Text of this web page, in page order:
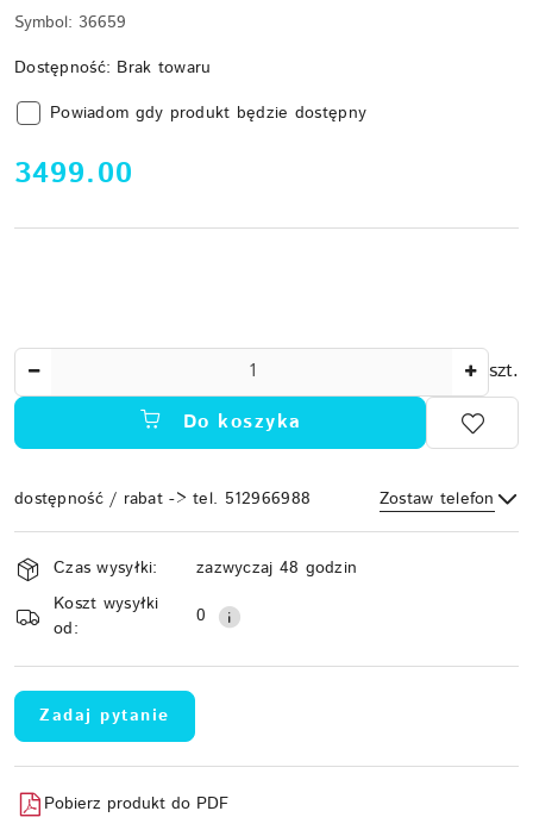
Symbol: 36659
Dostępność: Brak towaru
Powiadom gdy produkt będzie dostępny
cena:
3499.00
szt.
Do koszyka
dostępność / rabat -> tel. 512966988 Zostaw telefon
Wyślij
Dostępność
i
dostawa
Czas wysyłki:
zazwyczaj 48 godzin
Koszt wysyłki
od:
0
Zadaj pytanie
Pobierz produkt do PDF